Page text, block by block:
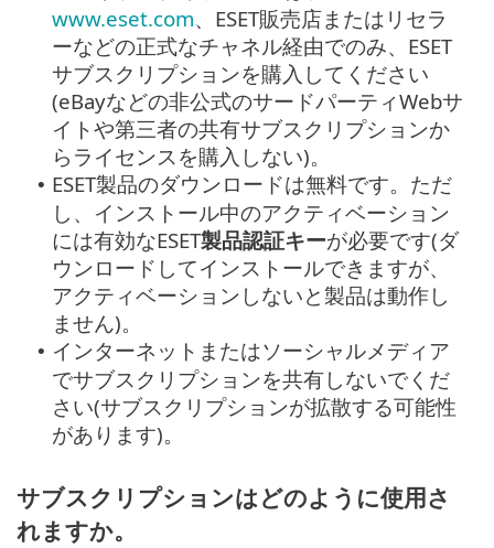
www.eset.com、ESET販売店またはリセラ
ーなどの正式なチャネル経由でのみ、ESET
サブスクリプションを購入してください
(eBayなどの非公式のサードパーティWebサ
イトや第三者の共有サブスクリプションか
らライセンスを購入しない)。
• ESET製品のダウンロードは無料です。ただ
し、インストール中のアクティベーション
には有効なESET製品認証キーが必要です(ダ
ウンロードしてインストールできますが、
アクティベーションしないと製品は動作し
ません)。
• インターネットまたはソーシャルメディア
でサブスクリプションを共有しないでくだ
さい(サブスクリプションが拡散する可能性
があります)。
サブスクリプションはどのように使用さ
れますか。